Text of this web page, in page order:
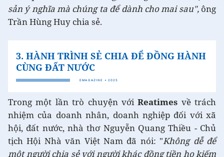
sản ý nghĩa mà chúng ta để dành cho mai sau",ông
Trần Hùng Huy chia sẻ.
Trong một lần trò chuyện vớiReatimes về trách
nhiệm của doanh nhân, doanh nghiệp đối với xã
hội, đất nước, nhà thơ Nguyễn Quang Thiều - Chủ
tịch Hội Nhà văn Việt Nam đã nói: "Không dễ để
một người chia sẻ với người khác đồng tiền họ kiếm